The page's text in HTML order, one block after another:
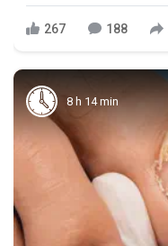
267 188
8 h 14 min